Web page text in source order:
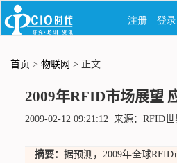
首页 > 物联网 > 正文
2009年RFID市场展望
2009-02-12 09:21:12 来源：RFID世
摘要： 据预测，2009年全球